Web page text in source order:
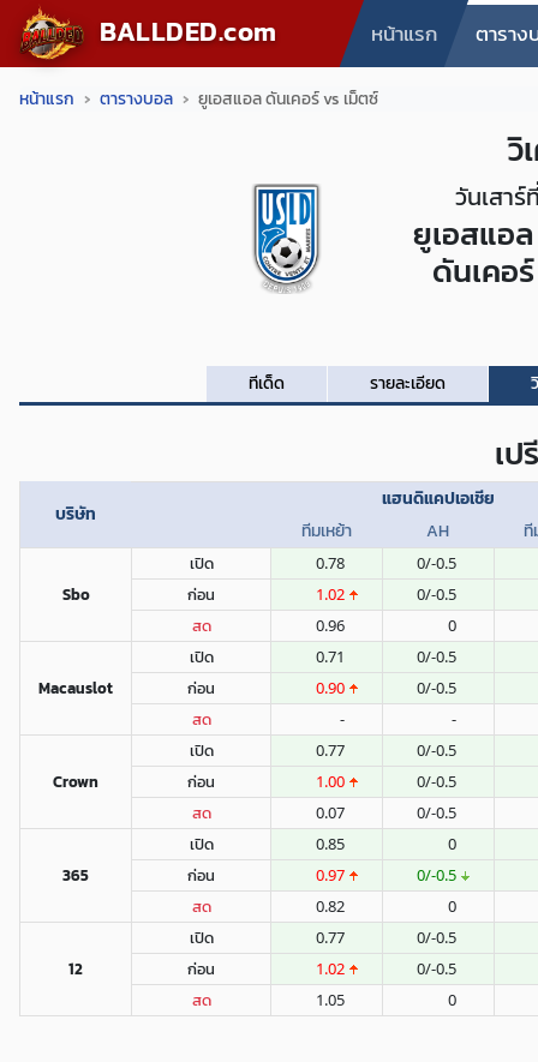
BALLDED.com หน้าแรก ตาราง
หน้าแรก ตารางบอล ยูเอสแอล ดันเคอร์ vs เม็ตซ์
วิ
วันเสาร์
ยูเอสแอล
ดันเคอร์
ทีเด็ด รายละเอียด
เ
บริษัท
แฮนดิแคปเอเชีย
ทีมเหย้า
AH ที
Sbo
เปิด 0.78 0/-0.5
ก่อน 1.02 0/-0.5
สด 0.96 0
Macauslot
เปิด 0.71 0/-0.5
ก่อน 0.90 0/-0.5
สด - -
Crown
เปิด 0.77 0/-0.5
ก่อน 1.00 0/-0.5
สด 0.07 0/-0.5
365
เปิด 0.85 0
ก่อน 0.97 0/-0.5
สด 0.82 0
12
เปิด 0.77 0/-0.5
ก่อน 1.02 0/-0.5
สด 1.05 0